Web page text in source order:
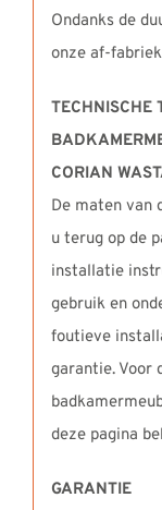
Ondanks de
onze af-
TECHNISCHE
CORIAN
De maten van
u terug op de
installatie
gebruik en
foutieve
garantie. Voor
deze pagina
GARANTIE